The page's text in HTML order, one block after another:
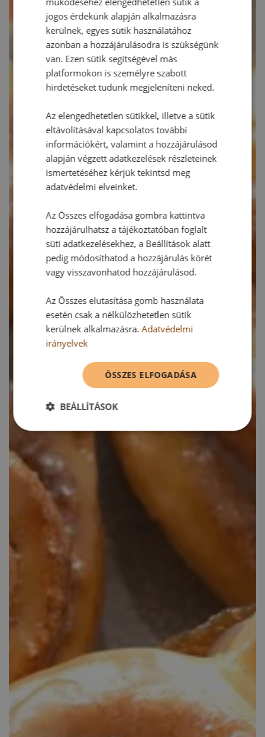
jogos érdekünk alapján alkalmazásra
kerülnek, egyes sütik használatához
azonban a hozzájárulásodra is szükségünk
van. Ezen sütik segítségével más
platformokon is személyre szabott
hirdetéseket tudunk megjeleníteni neked.
Az elengedhetetlen sütikkel, illetve a sütik
eltávolításával kapcsolatos további
információkért, valamint a hozzájárulásod
alapján végzett adatkezelések részleteinek
ismertetéséhez kérjük tekintsd meg
adatvédelmi elveinket.
Az Összes elfogadása gombra kattintva
hozzájárulhatsz a tájékoztatóban foglalt
süti adatkezelésekhez, a Beállítások alatt
pedig módosíthatod a hozzájárulás körét
vagy visszavonhatod hozzájárulásod.
Az Összes elutasítása gomb használata
esetén csak a nélkülözhetetlen sütik
kerülnek alkalmazásra.Adatvédelmi
irányelvek
ÖSSZES ELFOGADÁSA
BEÁLLÍTÁSOK